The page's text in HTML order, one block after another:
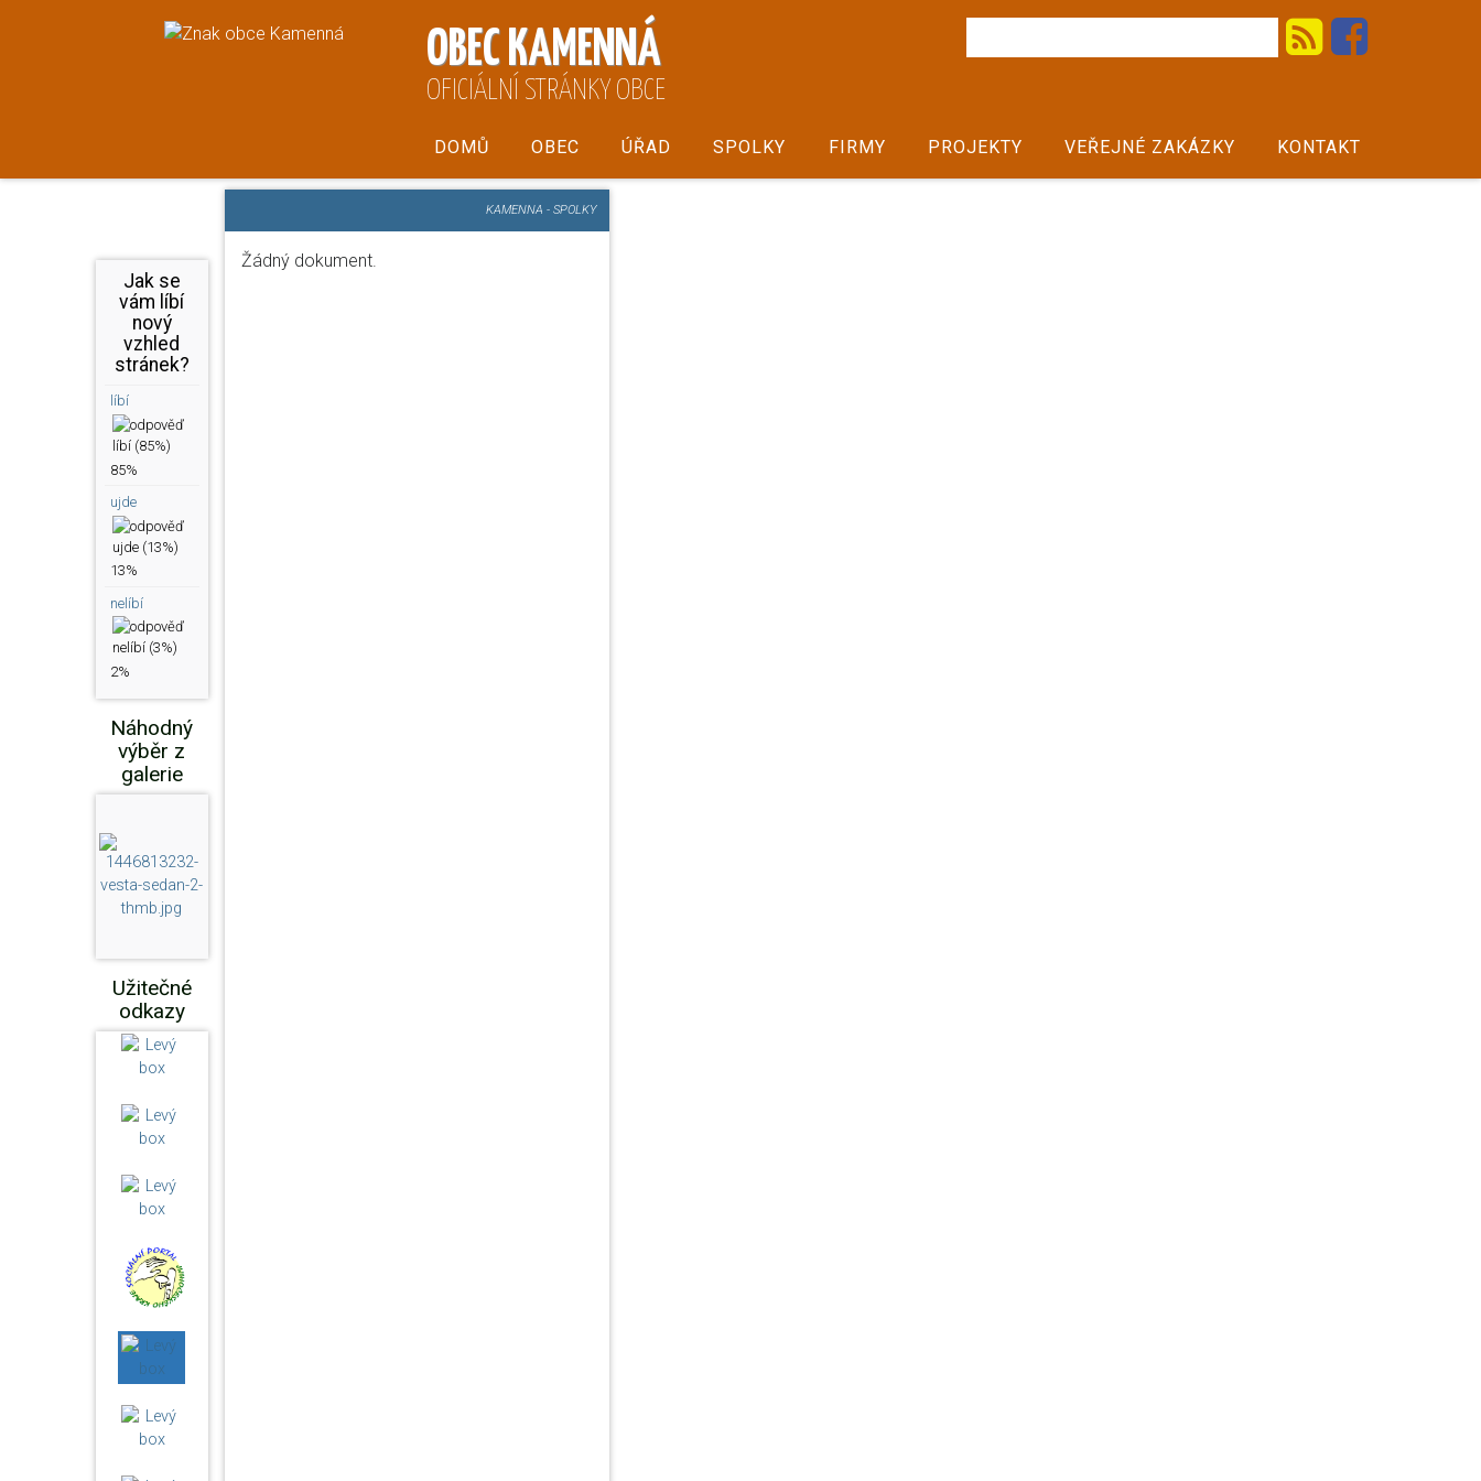
OBEC KAMENNÁ
OFICIÁLNÍ STRÁNKY OBCE
DOMŮ OBEC ÚŘAD SPOLKY FIRMY PROJEKTY VEŘEJNÉ ZAKÁZKY KONTAKT
Jak se
vám líbí
nový
vzhled
stránek?
líbí
85%
ujde
13%
nelíbí
2%
Náhodný
výběr z
galerie
Užitečné
odkazy
KAMENNA - SPOLKY
Žádný dokument.